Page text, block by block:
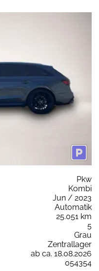
Pkw
Kombi
Jun / 2023
Automatik
25.051 km
5
Grau
Zentrallager
ab ca. 18.08.2026
054354